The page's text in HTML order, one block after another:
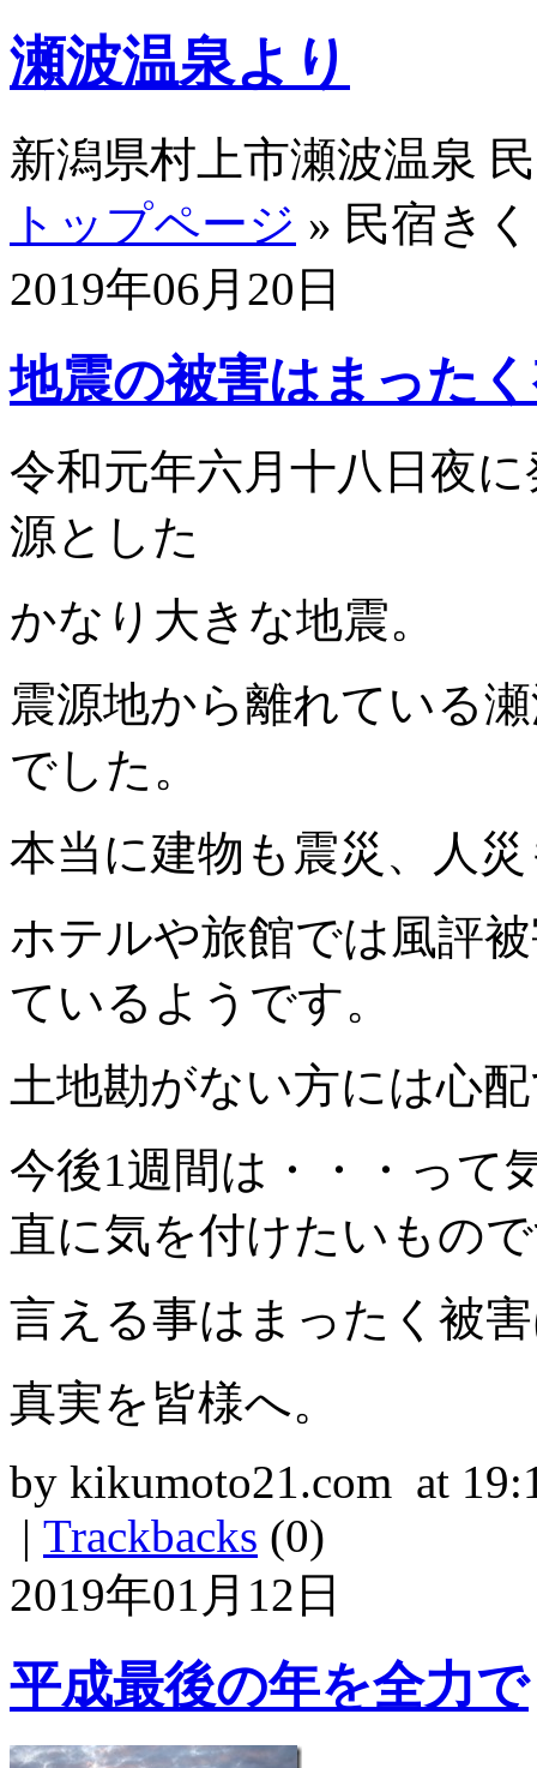
瀬波温泉より
新潟県村上市瀬波温泉
トップページ » 民宿き
2019年06月20日
地震の被害はまった
令和元年六月十八日夜
源とした
かなり大きな地震。
震源地から離れている
でした。
本当に建物も震災、人
ホテルや旅館では風評
ているようです。
土地勘がない方には心
今後1週間は・・・って
直に気を付けたいもの
言える事はまったく被
真実を皆様へ。
by kikumoto21.com at
| Trackbacks (0)
2019年01月12日
平成最後の年を全力で